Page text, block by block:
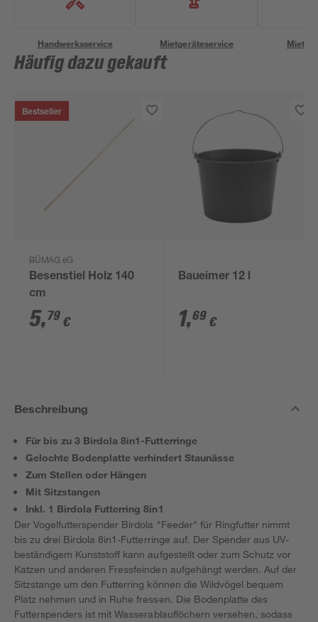
Handwerksservice Mietgeräteservice
Häufig dazu gekauft
Bestseller
BÜMAG eG
Besenstiel Holz 140
cm
5,79 €
Baueimer 12 l
1,69 €
Beschreibung
Für bis zu 3 Birdola 8in1-Futterringe
Gelochte Bodenplatte verhindert Staunässe
Zum Stellen oder Hängen
Mit Sitzstangen
Inkl. 1 Birdola Futterring 8in1
Der Vogelfutterspender Birdola "Feeder" für Ringfutter nimmt
bis zu drei Birdola 8in1-Futterringe auf. Der Spender aus UV-
beständigem Kunststoff kann aufgestellt oder zum Schutz vor
Katzen und anderen Fressfeinden aufgehängt werden. Auf der
Sitzstange um den Futterring können die Wildvögel bequem
Platz nehmen und in Ruhe fressen. Die Bodenplatte des
Futterspenders ist mit Wasserablauflöchern versehen, sodass